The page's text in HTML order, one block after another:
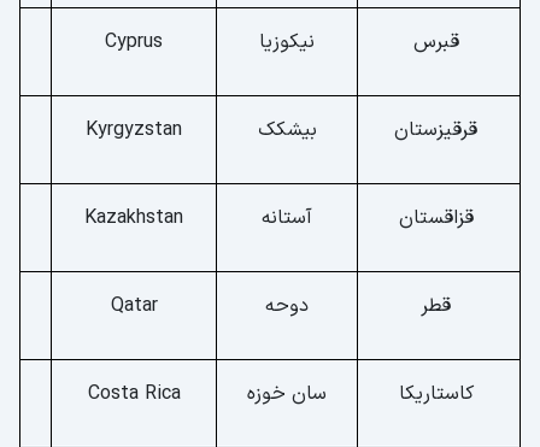
قبرس نیکوزیا Cyprus
قرقیزستان بیشکک Kyrgyzstan
قزاقستان آستانه Kazakhstan
قطر دوحه Qatar
کاستاریکا سان خوزه Costa Rica